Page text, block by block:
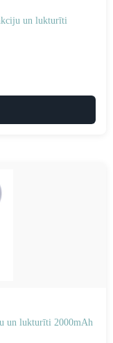
un lukturīti
un lukturīti 2000mAh